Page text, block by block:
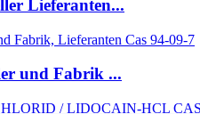
Lieferanten...
und Fabrik ...